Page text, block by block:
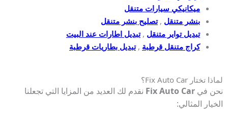
ميكانيكي سيارات متنقل
بنشر متنقل ,تصليح بنشر متنقل
تبديل تواير متنقل ,تبديل اطارات عند البيت
كراج متنقل قرطبة ,تبديل بطاريات قرطبة
لماذا تختار Fix Auto Car؟
نحن في Fix Auto Car نقدم لك العديد من المزايا التي تجعلنا
الخيار المثالي: